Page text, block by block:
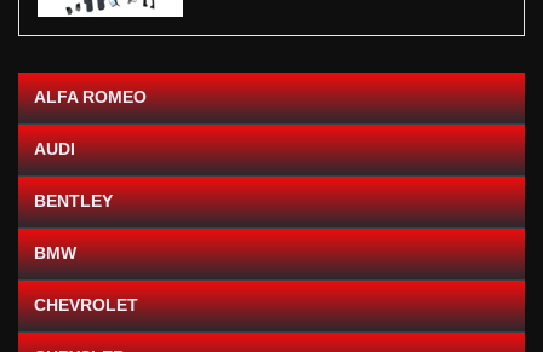
ALFA ROMEO
AUDI
BENTLEY
BMW
CHEVROLET